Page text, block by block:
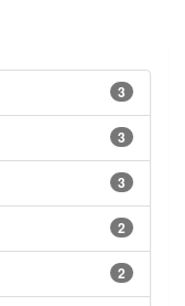
3
3
3
2
2